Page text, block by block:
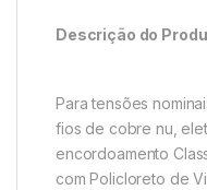
Descrição do
Para tensões
fios de cobre nu,
encordoamento
com Policloreto de